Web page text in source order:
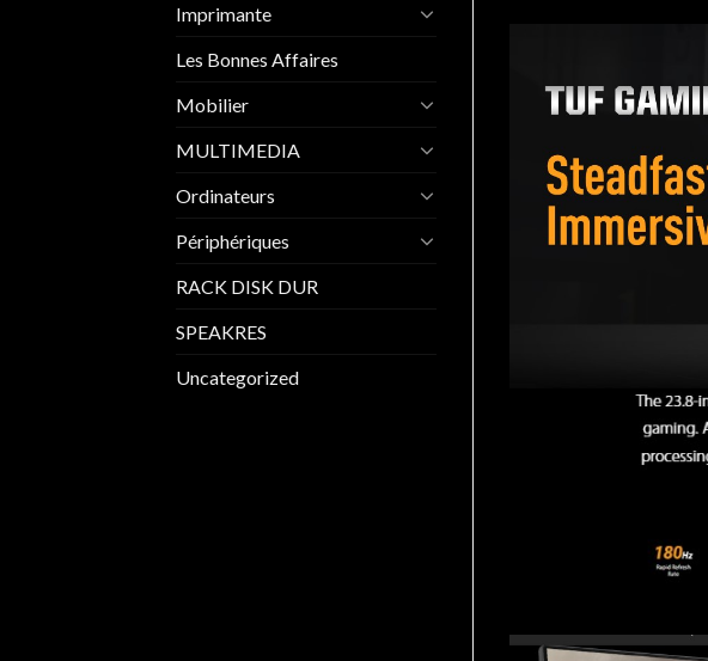
Imprimante
Les Bonnes Affaires
Mobilier
MULTIMEDIA
Ordinateurs
Périphériques
RACK DISK DUR
SPEAKRES
Uncategorized